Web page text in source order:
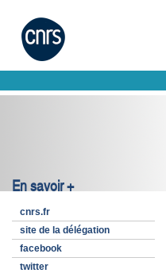
En savoir +
cnrs.fr
site de la délégation
facebook
twitter